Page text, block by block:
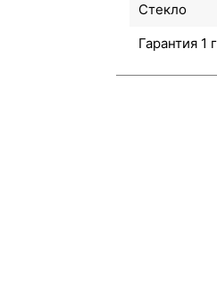
Стекло
Гарантия 1